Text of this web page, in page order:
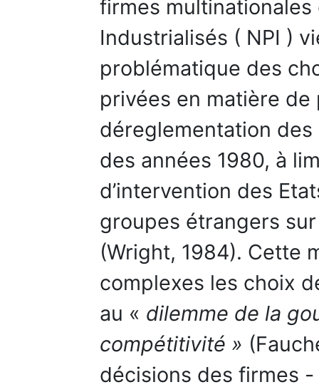
firmes multinationales
Industrialisés ( NPI )
problématique des
privées en matière
déreglementation
des années 1980, à
d’intervention des
groupes étrangers
(Wright, 1984). Cette
complexes les choix
au « dilemme de la
compétitivité »
décisions des firmes